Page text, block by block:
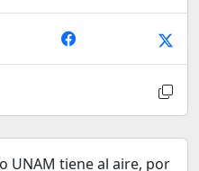
UNAM tiene al aire, por